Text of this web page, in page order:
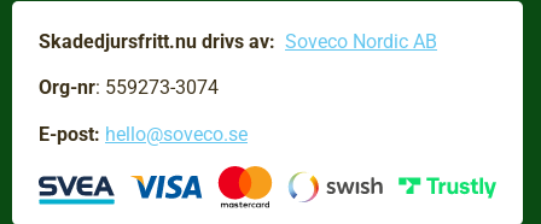
Skadedjursfritt.nu drivs av: Soveco Nordic AB
Org-nr: 559273-3074
E-post: hello@soveco.se